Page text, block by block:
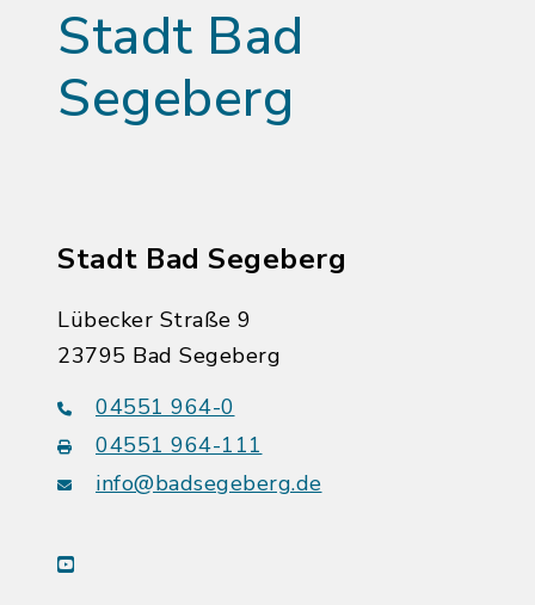
Stadt Bad
Segeberg
Stadt Bad Segeberg
Lübecker Straße 9
23795 Bad Segeberg
04551 964-0
04551 964-111
info@badsegeberg.de
youtube